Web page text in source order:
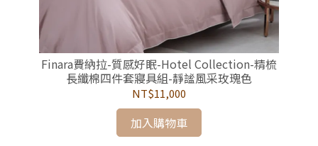
Finara費納拉-質感好眠-Hotel Collection-精梳
長纖棉四件套寢具組-靜謐風采玫瑰色
NT$11,000
加入購物車